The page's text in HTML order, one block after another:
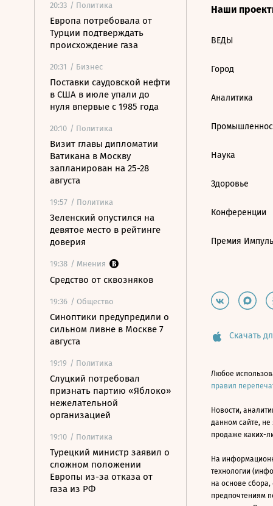
20:33 / Политика
Европа потребовала от
Турции подтверждать
происхождение газа
20:31 / Бизнес
Поставки саудовской нефти
в США в июле упали до
нуля впервые с 1985 года
20:10 / Политика
Визит главы дипломатии
Ватикана в Москву
запланирован на 25-28
августа
19:57 / Политика
Зеленский опустился на
девятое место в рейтинге
доверия
19:38 / Мнения
Средство от сквозняков
19:36 / Общество
Синоптики предупредили о
сильном ливне в Москве 7
августа
19:19 / Политика
Слуцкий потребовал
признать партию «Яблоко»
нежелательной
организацией
19:10 / Политика
Турецкий министр заявил о
сложном положении
Европы из-за отказа от
газа из РФ
Наши
ВЕДЫ
Город
Аналитика
Наука
Здоровье
Конференции
Премия
Скачать
Любое
правил
Новости,
данном сайте,
продаже каких-
На
технологии
на основе
предпочтениям